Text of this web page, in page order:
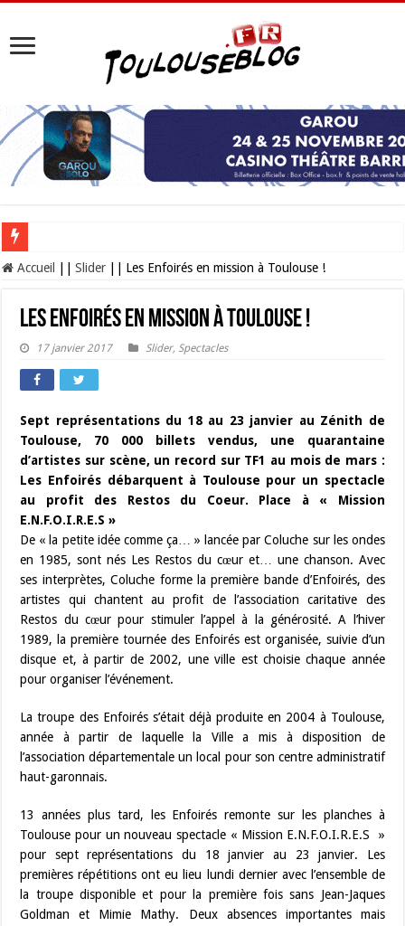
Les Nocturnes de la Cité de l’espace 2026 : l’événement incontournable de
Accueil Slider Les Enfoirés en mission à Toulouse !
Les Enfoirés en mission à Toulouse !
17 janvier 2017 Slider, Spectacles
Sept représentations du 18 au 23 janvier au Zénith de
Toulouse, 70 000 billets vendus, une quarantaine
d’artistes sur scène, un record sur TF1 au mois de mars :
Les Enfoirés débarquent à Toulouse pour un spectacle
au profit des Restos du Coeur. Place à « Mission
E.N.F.O.I.R.E.S »
De « la petite idée comme ça… » lancée par Coluche sur les ondes
en 1985, sont nés Les Restos du cœur et… une chanson. Avec
ses interprètes, Coluche forme la première bande d’Enfoirés, des
artistes qui chantent au profit de l’association caritative des
Restos du cœur pour stimuler l’appel à la générosité. A l’hiver
1989, la première tournée des Enfoirés est organisée, suivie d’un
disque et, à partir de 2002, une ville est choisie chaque année
pour organiser l’événement.
La troupe des Enfoirés s’était déjà produite en 2004 à Toulouse,
année à partir de laquelle la Ville a mis à disposition de
l’association départementale un local pour son centre administratif
haut-garonnais.
13 années plus tard, les Enfoirés remonte sur les planches à
Toulouse pour un nouveau spectacle « Mission E.N.F.O.I.R.E.S »
pour sept représentations du 18 janvier au 23 janvier. Les
premières répétitions ont eu lieu lundi dernier avec l’ensemble de
la troupe disponible et pour la première fois sans Jean-Jaques
Goldman et Mimie Mathy. Deux absences importantes mais